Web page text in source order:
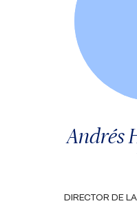
Andrés
DIRECTOR DE